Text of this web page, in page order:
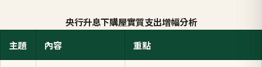
央行升息下購屋實質支出增幅分析
主題
內容 重點